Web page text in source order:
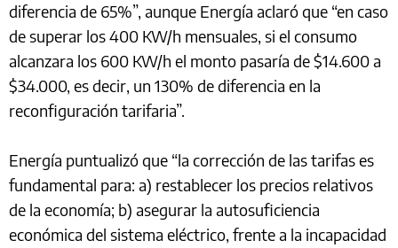
diferencia de 65%”, aunque Energía aclaró que “en caso
de superar los 400 KW/h mensuales, si el consumo
alcanzara los 600 KW/h el monto pasaría de $14.600 a
$34.000, es decir, un 130% de diferencia en la
reconfiguración tarifaria”.
Energía puntualizó que “la corrección de las tarifas es
fundamental para: a) restablecer los precios relativos
de la economía; b) asegurar la autosuficiencia
económica del sistema eléctrico, frente a la incapacidad